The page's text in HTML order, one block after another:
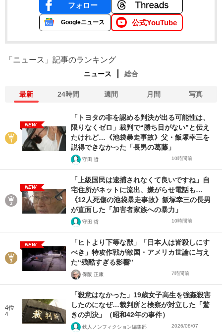
フォロー
Googleニュース 公式YouTube
「ニュース」記事のランキング
ニュース 総合
最新 24時間 週間 月間 写真
NEW
「トヨタの非を認める判決が出る可能性は、
限りなくゼロ」裁判で“勝ち目がない”と伝え
たけれど…《池袋暴走事故》父・飯塚幸三を
説得できなかった「長男の葛藤」
守田 哲 10時間前
NEW
「上級国民は逮捕されなくて良いですね」自
宅住所がネットに流出、嫌がらせ電話も…
《12人死傷の池袋暴走事故》飯塚幸三の長男
が直面した「加害者家族への暴力」
守田 哲 10時間前
NEW
「ヒトより下等な獣」「日本人は皆殺しにす
べき」特攻作戦が敵国・アメリカ世論に与え
た“残酷すぎる影響”
保阪 正康 7時間前
4位
4
「殺意はなかった」19歳女子高生を強姦殺害
したのになぜ…裁判所と検察が対立した「驚
きの判決」（昭和42年の事件）
鉄人ノンフィクション編集部 2026/08/07